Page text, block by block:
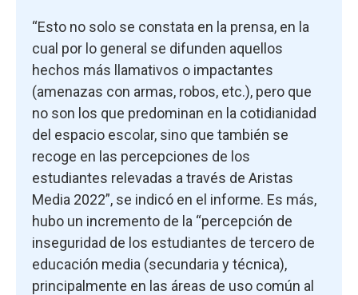
“Esto no solo se constata en la prensa, en la
cual por lo general se difunden aquellos
hechos más llamativos o impactantes
(amenazas con armas, robos, etc.), pero que
no son los que predominan en la cotidianidad
del espacio escolar, sino que también se
recoge en las percepciones de los
estudiantes relevadas a través de Aristas
Media 2022”, se indicó en el informe. Es más,
hubo un incremento de la “percepción de
inseguridad de los estudiantes de tercero de
educación media (secundaria y técnica),
principalmente en las áreas de uso común al